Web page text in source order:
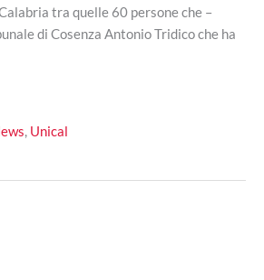
tra quelle 60 persone che –
di Cosenza Antonio Tridico che ha
, Unical